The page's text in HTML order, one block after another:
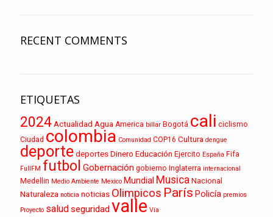
RECENT COMMENTS
ETIQUETAS
2024 Actualidad Agua America billar Bogotá cali ciclismo
Ciudad colombia Comunidad COP16 Cultura dengue
deporte deportes Dinero Educación Ejercito España Fifa
FullFM futbol Gobernación gobierno Inglaterra internacional
Medellin Medio Ambiente Mexico Mundial Musica Nacional
Naturaleza noticia noticias Olimpicos París Policía premios
Proyecto saludseguridadvalle Vía